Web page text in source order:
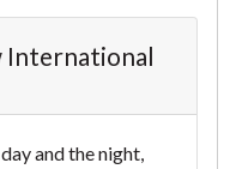
International
and the night,